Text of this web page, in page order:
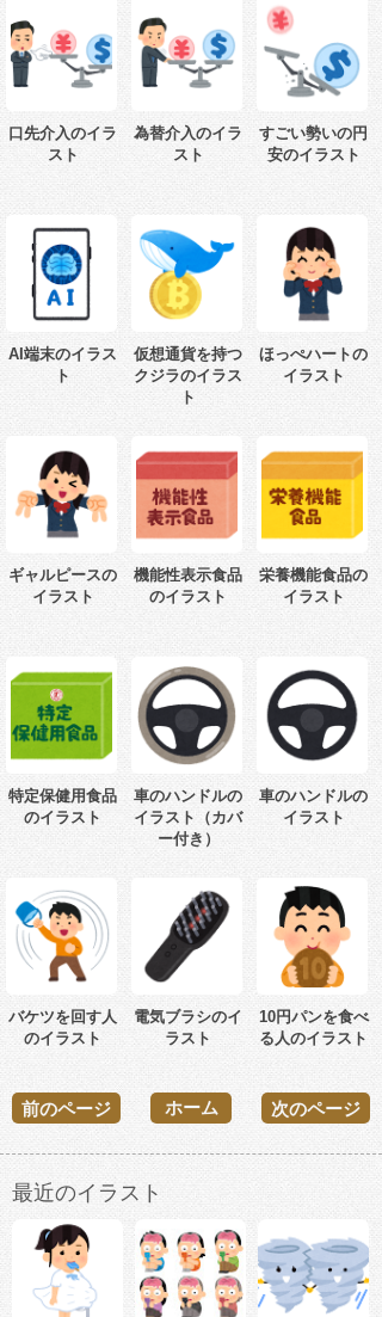
口先介入のイラ
スト
為替介入のイラ
スト
すごい勢いの円
安のイラスト
AI端末のイラス
ト
仮想通貨を持つ
クジラのイラス
ト
ほっぺハートの
イラスト
ギャルピースの
イラスト
機能性表示食品
のイラスト
栄養機能食品の
イラスト
特定保健用食品
のイラスト
車のハンドルの
イラスト（カバ
ー付き）
車のハンドルの
イラスト
バケツを回す人
のイラスト
電気ブラシのイ
ラスト
10円パンを食べ
る人のイラスト
前のページ 次のページ
ホーム
最近のイラスト